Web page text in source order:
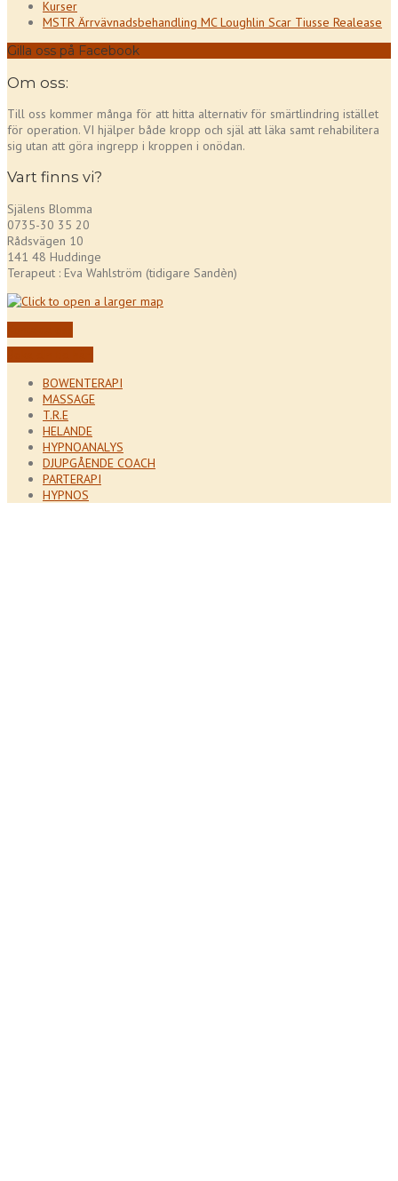
Kurser
MSTR Ärrvävnadsbehandling MC Loughlin Scar Tiusse Realease
Gilla oss på Facebook
Om oss:
Till oss kommer många för att hitta alternativ för smärtlindring istället
för operation. VI hjälper både kropp och själ att läka samt rehabilitera
sig utan att göra ingrepp i kroppen i onödan.
Vart finns vi?
Själens Blomma
0735-30 35 20
Rådsvägen 10
141 48 Huddinge
Terapeut : Eva Wahlström (tidigare Sandèn)
BOWENTERAPI
MASSAGE
T.R.E
HELANDE
HYPNOANALYS
DJUPGÅENDE COACH
PARTERAPI
HYPNOS